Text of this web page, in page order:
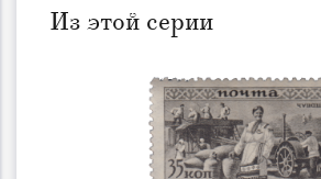
Из этой серии